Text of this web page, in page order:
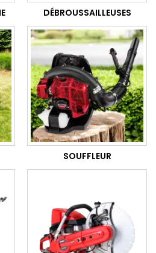
DÉBROUSSAILLEUSES
SOUFFLEUR